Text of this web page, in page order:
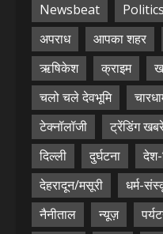
Newsbeat
Politics
अपराध
आपका शहर
ऋषिकेश
क्राइम
चलो चले देवभूमि
टेक्नॉलॉजी
ट्रेंडिंग
दिल्ली
दुर्घटना
देहरादून/मसूरी
धर्म-
नैनीताल
न्यूज़